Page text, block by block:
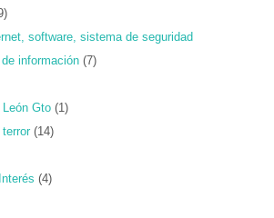
software, sistema de seguridad
información (7)
Gto (1)
(14)
(4)